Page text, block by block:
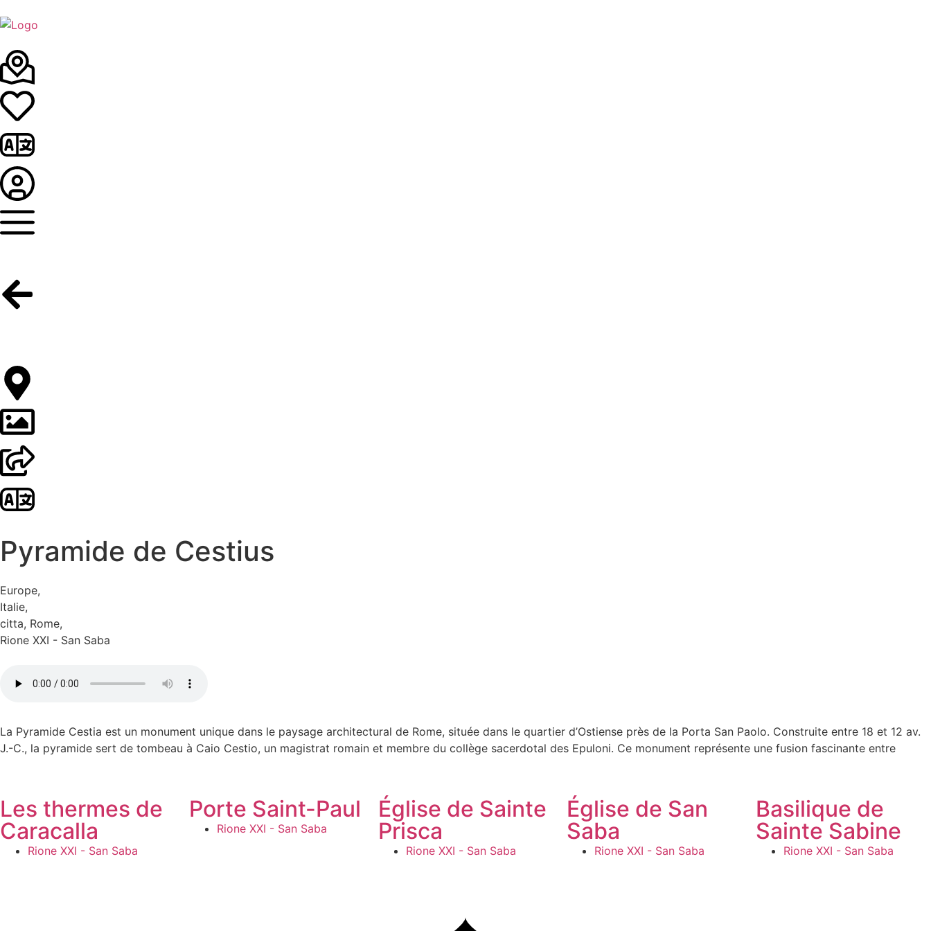
Pyramide de Cestius
Europe,
Italie,
citta, Rome,
Rione XXI - San Saba
La Pyramide Cestia est un monument unique dans le paysage architectural de Rome, située dans le quartier d’Ostiense près de la Porta San Paolo. Construite entre 18 et 12 av.
J.-C., la pyramide sert de tombeau à Caio Cestio, un magistrat romain et membre du collège sacerdotal des Epuloni. Ce monument représente une fusion fascinante entre
lui donnant un aspect lumineux et imposant. Une inscription sur la façade atteste que la construction a été achevée en seulement 330 jours, comme stipulé dans le testament de
Cestio. La structure est un exemple de la manière dont les Romains ont adopté et adapté des éléments culturels d’autres civilisations, en l’occurrence l’architecture funéraire
égyptienne. L’intérieur de la pyramide, malheureusement, n’est pas accessible au public sans autorisation spéciale, mais ses parois intérieures sont décorées de fresques
représentant des nymphes et des vases décoratifs. Au centre de la voûte se trouvent des représentations de Victoires ailées tenant des couronnes et des rubans, un thème
de la tombe de Romulus, le légendaire frère de Romulus, fondateur de Rome. Ce n’est que lors des fouilles menées au XVIIe siècle, sous la direction du pape Alexandre VII, qu’il a
Les thermes de
Caracalla
Rione XXI - San Saba
Porte Saint-Paul
Rione XXI - San Saba
Église de Sainte
Prisca
Rione XXI - San Saba
Église de San
Saba
Rione XXI - San Saba
Basilique de
Sainte Sabine
Rione XXI - San Saba